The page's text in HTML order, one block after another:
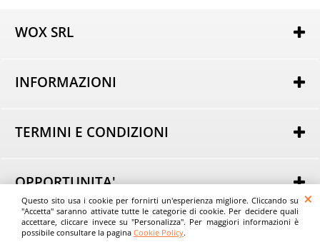
Questo sito usa i cookie per fornirti un'esperienza migliore. Cliccando su
"Accetta" saranno attivate tutte le categorie di cookie. Per decidere quali
accettare, cliccare invece su "Personalizza". Per maggiori informazioni è
possibile consultare la pagina Cookie Policy.
WOX SRL
COE SM21075
----
Tel. +39 0549 963801
INFORMAZIONI
Domande Frequenti
TERMINI E CONDIZIONI
Modalità di pagamento
Modalità di consegna
Spese di trasporto
Tempi di consegna
OPPORTUNITA'
Acquista all'Ingrosso
Consigli
© Wox srl - EvoStore.it